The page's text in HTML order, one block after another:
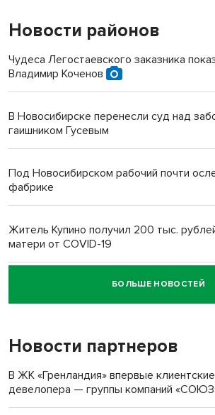
Новости районов
Чудеса Легостаевского заказника
Владимир Коченов
В Новосибирске перенесли суд над
гаишником Гусевым
Под Новосибирском рабочий почти
фабрике
Житель Купино получил 200 тыс.
матери от COVID-19
Новосибирский суд наказал водителя
пенсионерки на вокзале
БОЛЬШЕ НОВОСТЕЙ
Новости партнеров
В ЖК «Гренландия» впервые
девелопера — группы компаний